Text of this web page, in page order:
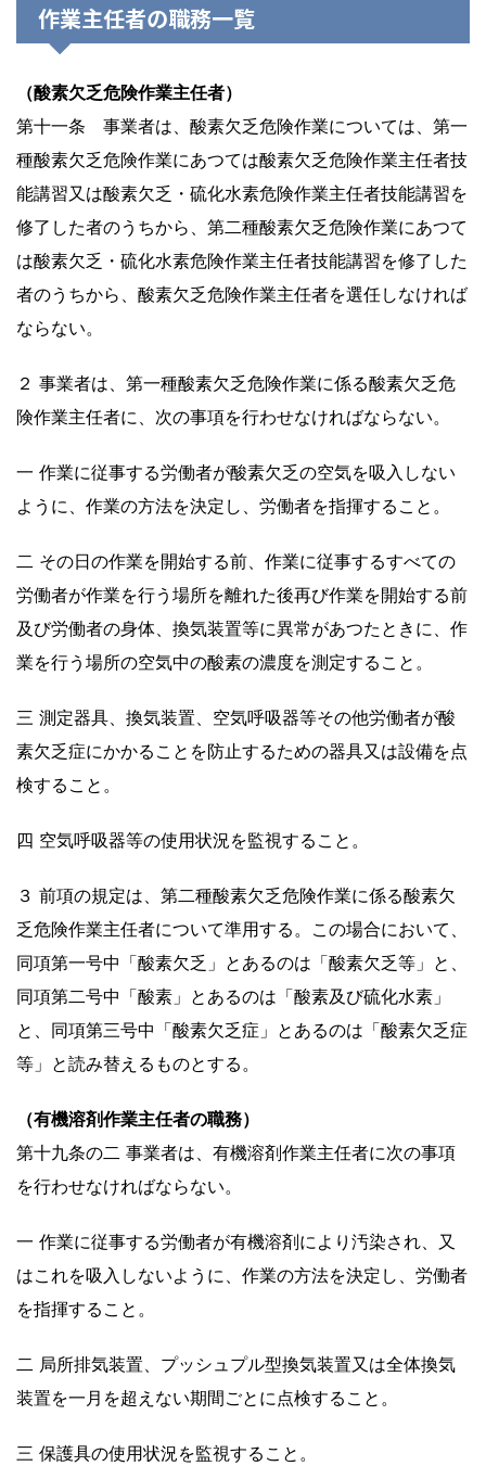
作業主任者の職務一覧
（酸素欠乏危険作業主任者）
第十一条 事業者は、酸素欠乏危険作業については、第一
種酸素欠乏危険作業にあつては酸素欠乏危険作業主任者技
能講習又は酸素欠乏・硫化水素危険作業主任者技能講習を
修了した者のうちから、第二種酸素欠乏危険作業にあつて
は酸素欠乏・硫化水素危険作業主任者技能講習を修了した
者のうちから、酸素欠乏危険作業主任者を選任しなければ
ならない。
２ 事業者は、第一種酸素欠乏危険作業に係る酸素欠乏危
険作業主任者に、次の事項を行わせなければならない。
一 作業に従事する労働者が酸素欠乏の空気を吸入しない
ように、作業の方法を決定し、労働者を指揮すること。
二 その日の作業を開始する前、作業に従事するすべての
労働者が作業を行う場所を離れた後再び作業を開始する前
及び労働者の身体、換気装置等に異常があつたときに、作
業を行う場所の空気中の酸素の濃度を測定すること。
三 測定器具、換気装置、空気呼吸器等その他労働者が酸
素欠乏症にかかることを防止するための器具又は設備を点
検すること。
四 空気呼吸器等の使用状況を監視すること。
３ 前項の規定は、第二種酸素欠乏危険作業に係る酸素欠
乏危険作業主任者について準用する。この場合において、
同項第一号中「酸素欠乏」とあるのは「酸素欠乏等」と、
同項第二号中「酸素」とあるのは「酸素及び硫化水素」
と、同項第三号中「酸素欠乏症」とあるのは「酸素欠乏症
等」と読み替えるものとする。
（有機溶剤作業主任者の職務）
第十九条の二 事業者は、有機溶剤作業主任者に次の事項
を行わせなければならない。
一 作業に従事する労働者が有機溶剤により汚染され、又
はこれを吸入しないように、作業の方法を決定し、労働者
を指揮すること。
二 局所排気装置、プッシュプル型換気装置又は全体換気
装置を一月を超えない期間ごとに点検すること。
三 保護具の使用状況を監視すること。